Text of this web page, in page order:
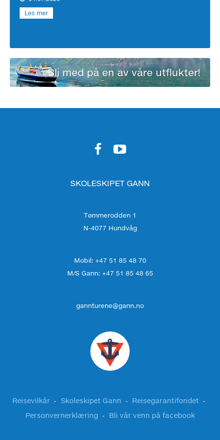
Les mer
Bli med på en av våre utflukter!
SKOLESKIPET GANN
Tømmerodden 1
N-4077 Hundvåg
Mobil: +47 51 85 48 70
M/S Gann: +47 51 85 48 65
gannturene@gann.no
Reisevilkår Skoleskipet Gann
Reisegarantifondet
Personvernerklæring
Bli vår venn på facebook